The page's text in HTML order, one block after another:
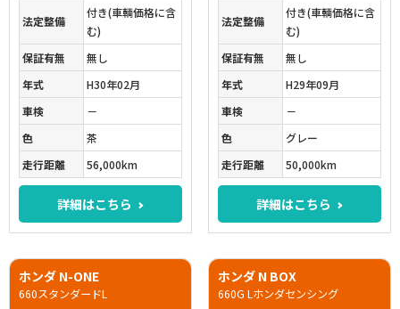
法定整備
付き(車輌価格に含
む)
保証有無
無し
年式
H30年02月
車検
－
色
茶
走行距離
56,000km
詳細はこちら
法定整備
付き(車輌価格に含
む)
保証有無
無し
年式
H29年09月
車検
－
色
グレー
走行距離
50,000km
詳細はこちら
ホンダ N-ONE
660スタンダードL
ホンダ N BOX
660G Lホンダセンシング